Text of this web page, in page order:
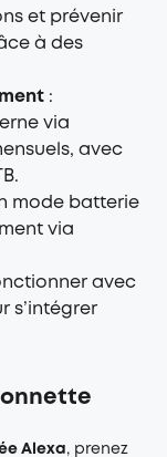
et prévenir
à des
:
via
avec
mode batterie
via
avec
s’intégrer
Alexa, prenez